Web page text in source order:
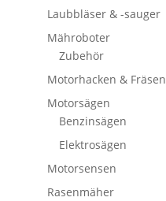
Laubbläser & -sauger
Mähroboter
Zubehör
Motorhacken & Fräsen
Motorsägen
Benzinsägen
Elektrosägen
Motorsensen
Rasenmäher